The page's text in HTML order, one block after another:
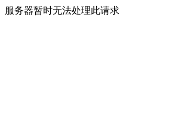
服务器暂时无法处理此请求